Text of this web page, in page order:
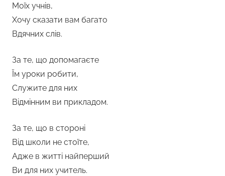
Моїх учнів,
Хочу сказати вам багато
Вдячних слів.
За те, що допомагаєте
Їм уроки робити,
Служите для них
Відмінним ви прикладом.
За те, що в стороні
Від школи не стоїте,
Адже в житті найперший
Ви для них учитель.